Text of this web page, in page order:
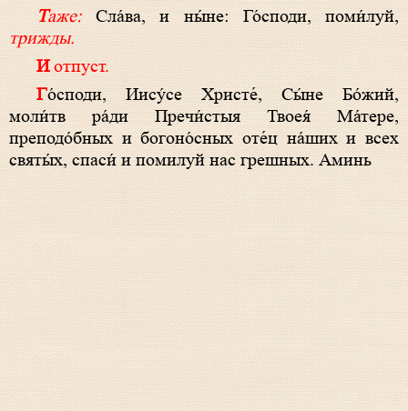
Таже:Сла́ва, и ны́не: Го́споди, поми́луй,
трижды.
И отпуст.
Го́споди, Иису́се Христе́, Сы́не Бо́жий,
моли́тв ра́ди Пречи́стыя Твоея́ Ма́тере,
преподо́бных и богоно́сных оте́ц на́ших и всех
святы́х, спаси́ и помилуй нас грешных. Аминь